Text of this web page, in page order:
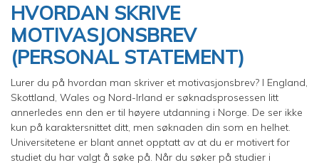
HVORDAN SKRIVE
MOTIVASJONSBREV
(PERSONAL STATEMENT)
Lurer du på hvordan man skriver et motivasjonsbrev? I England,
Skottland, Wales og Nord-Irland er søknadsprosessen litt
annerledes enn den er til høyere utdanning i Norge. De ser ikke
kun på karaktersnittet ditt, men søknaden din som en helhet.
Universitetene er blant annet opptatt av at du er motivert for
studiet du har valgt å søke på. Når du søker på studier i